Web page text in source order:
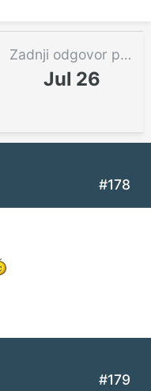
Zadnji odgovor pre
Jul 26
#178
#179